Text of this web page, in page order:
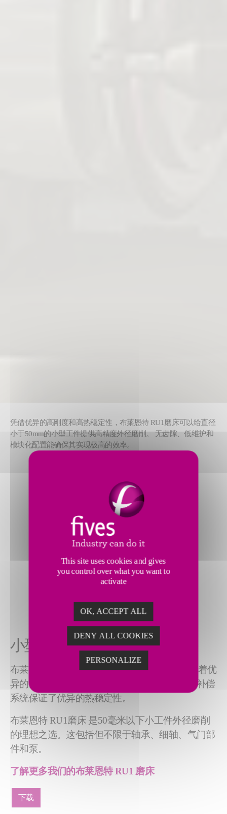
凭借优异的高刚度和高热稳定性，布莱恩特 RU1磨床可以给直径
小于50mm的小型工件提供高精度外径磨削。 无齿隙、低维护和
模块化配置能确保其实现极高的效率。
小型工件的高精度外径磨削
布莱恩特 RU1磨床采用圆钢静压导轨进料，有着优
异的高刚性。此外，花岗岩环氧树脂机身和热补偿
系统保证了优异的热稳定性。
布莱恩特 RU1磨床 是50毫米以下小工件外径磨削
的理想之选。这包括但不限于轴承、细轴、气门部
件和泵。
了解更多我们的布莱恩特 RU1 磨床
下载
This site uses cookies and gives
you control over what you want to
activate
OK, ACCEPT ALL
DENY ALL COOKIES
PERSONALIZE